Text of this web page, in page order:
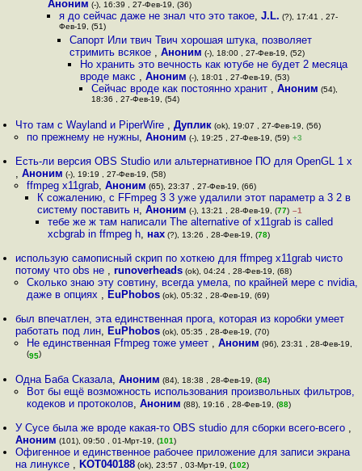
Аноним (-), 16:39 , 27-Фев-19, (36)
я до сейчас даже не знал что это такое, J.L. (?), 17:41 , 27-
Фев-19, (51)
Сапорт Или твич Твич хорошая штука, позволяет
стримить всякое , Аноним (-), 18:00 , 27-Фев-19, (52)
Но хранить это вечность как ютубе не будет 2 месяца
вроде макс ,Аноним (-), 18:01 , 27-Фев-19, (53)
Сейчас вроде как постоянно хранит , Аноним (54),
18:36 , 27-Фев-19, (54)
Что там с Wayland и PiperWire ,Дуплик (ok), 19:07 , 27-Фев-19, (56)
по прежнему не нужны, Аноним (-), 19:25 , 27-Фев-19, (59) +3
Есть-ли версия OBS Studio или альтернативное ПО для OpenGL 1 x
,Аноним (-), 19:19 , 27-Фев-19, (58)
ffmpeg x11grab, Аноним (65), 23:37 , 27-Фев-19, (66)
К сожалению, с FFmpeg 3 3 уже удалили этот параметр а 3 2 в
систему поставить н, Аноним (-), 13:21 , 28-Фев-19, (77) –1
тебе же ж там написали The alternative of x11grab is called
xcbgrab in ffmpeg h, нах (?), 13:26 , 28-Фев-19, (78)
использую самописный скрип по хоткею для ffmpeg x11grab чисто
потому что obs не ,runoverheads (ok), 04:24 , 28-Фев-19, (68)
Сколько знаю эту совтину, всегда умела, по крайней мере c nvidia,
даже в опциях , EuPhobos(ok), 05:32 , 28-Фев-19, (69)
был впечатлен, эта единственная прога, которая из коробки умеет
работать под лин, EuPhobos (ok), 05:35 , 28-Фев-19, (70)
Не единственная Ffmpeg тоже умеет , Аноним (96), 23:31 , 28-Фев-19,
(95)
Одна Баба Сказала,Аноним (84), 18:38 , 28-Фев-19, (84)
Вот бы ещё возможность использования произвольных фильтров,
кодеков и протоколов, Аноним (88), 19:16 , 28-Фев-19, (88)
У Сусе была же вроде какая-то OBS studio для сборки всего-всего ,
Аноним (101), 09:50 , 01-Мрт-19, (101)
Офигенное и единственное рабочее приложение для записи экрана
на линуксе , KOT040188 (ok), 23:57 , 03-Мрт-19, (102)